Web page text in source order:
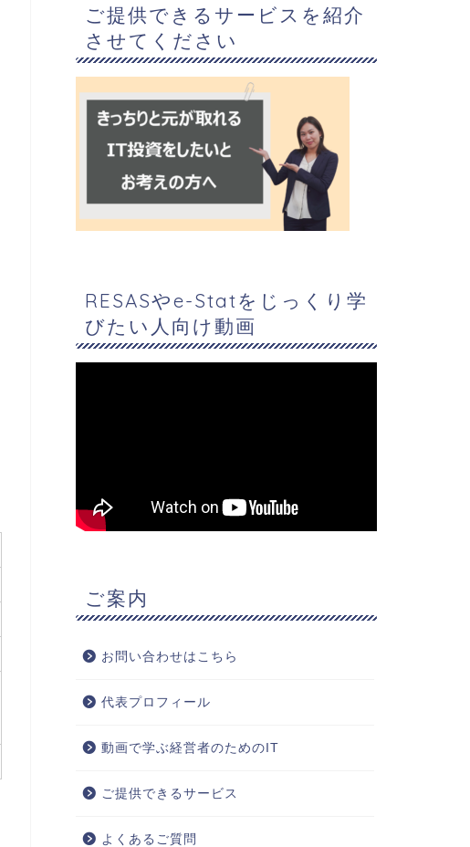
ご提供できるサービスを紹介
させてください
RESASやe-Statをじっくり学
びたい人向け動画
ご案内
お問い合わせはこちら
代表プロフィール
動画で学ぶ経営者のためのIT
ご提供できるサービス
よくあるご質問